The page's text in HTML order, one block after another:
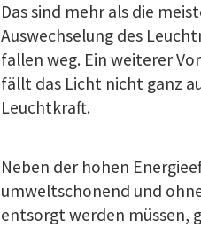
Das sind mehr als die
Auswechselung des
fallen weg. Ein weiterer
fällt das Licht nicht ganz
Leuchtkraft.
Neben der hohen
umweltschonend und
entsorgt werden müssen,